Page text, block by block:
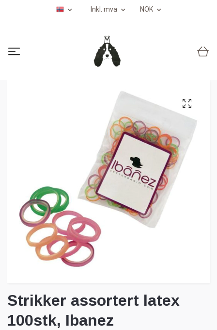
Inkl. mva NOK
Strikker assortert latex
100stk, Ibanez